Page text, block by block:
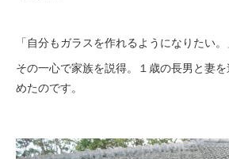
「自分もガラスを作れるようになりたい。
その一心で家族を説得。１歳の長男と妻
めたのです。